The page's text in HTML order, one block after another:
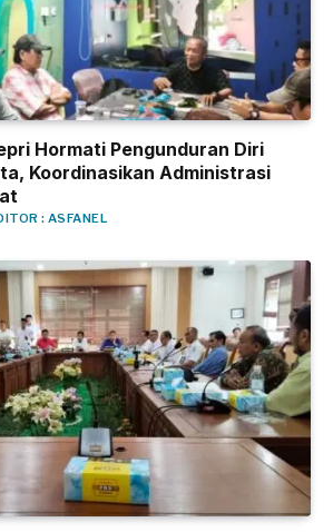
Hormati Pengunduran Diri
Koordinasikan Administrasi
: ASFANEL